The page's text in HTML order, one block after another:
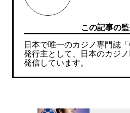
この記事の
日本で唯一のカジノ専門誌
発行主として、日本のカジ
発信しています。